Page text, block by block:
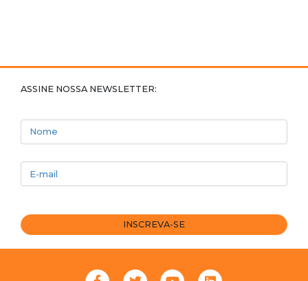
ASSINE NOSSA NEWSLETTER:
INSCREVA-SE